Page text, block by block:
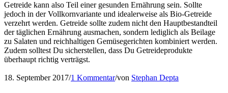
Getreide kann also Teil einer gesunden Ernährung sein. Sollte
jedoch in der Vollkornvariante und idealerweise als Bio-Getreide
verzehrt werden. Getreide sollte zudem nicht den Hauptbestandteil
der täglichen Ernährung ausmachen, sondern lediglich als Beilage
zu Salaten und reichhaltigen Gemüsegerichten kombiniert werden.
Zudem solltest Du sicherstellen, dass Du Getreideprodukte
überhaupt richtig verträgst.
18. September 2017/1 Kommentar/von Stephan Depta